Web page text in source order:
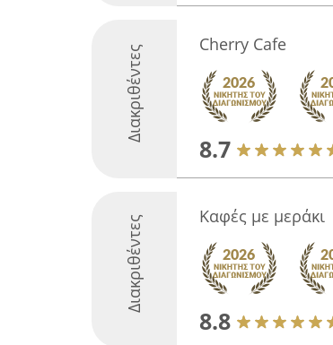
Διακριθέντες Cherry Cafe
8.7
Διακριθέντες Καφές με μεράκι
8.8